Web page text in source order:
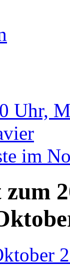
Uhr,
im